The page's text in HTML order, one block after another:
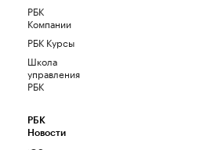
РБК
Компании
РБК Курсы
Школа
управления
РБК
РБК
Новости